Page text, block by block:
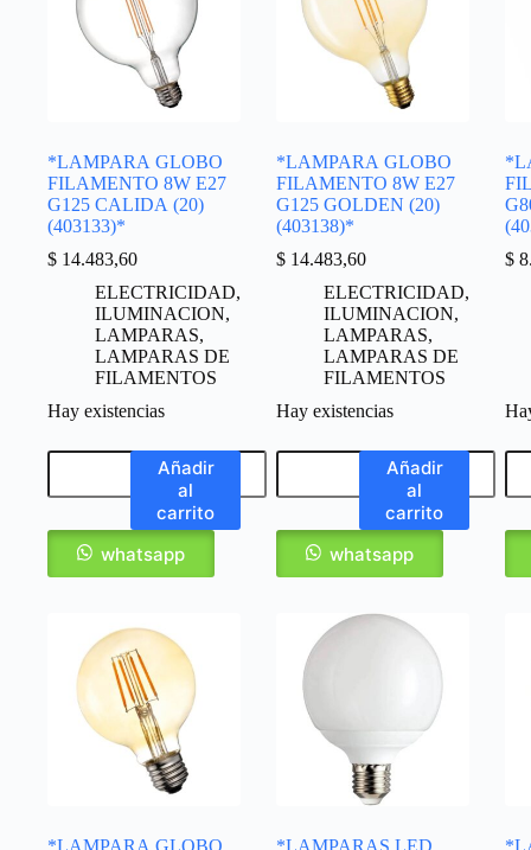
*LAMPARA GLOBO
FILAMENTO 8W E27
G125 CALIDA (20)
(403133)*
$ 14.483,60
ELECTRICIDAD,
ILUMINACION,
LAMPARAS,
LAMPARAS DE
FILAMENTOS
Hay existencias
Añadir
al
carrito
whatsapp
*LAMPARA GLOBO
FILAMENTO 8W E27
G125 GOLDEN (20)
(403138)*
$ 14.483,60
ELECTRICIDAD,
ILUMINACION,
LAMPARAS,
LAMPARAS DE
FILAMENTOS
Hay existencias
Añadir
al
carrito
whatsapp
$
*LAMPARA GLOBO *LAMPARAS LED